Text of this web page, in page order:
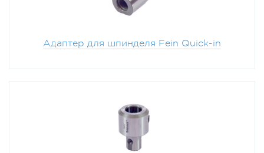
Адаптер для шпинделя Fein Quick-in